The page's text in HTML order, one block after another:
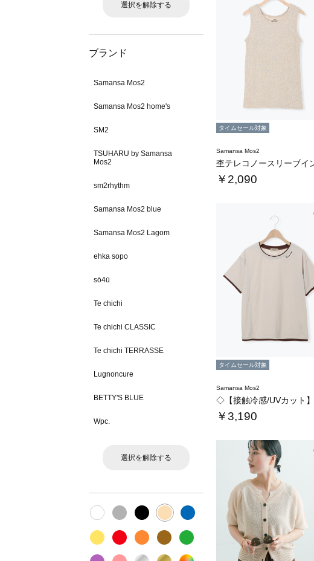
選択を解除する
ブランド
Samansa Mos2
Samansa Mos2 home's
SM2
TSUHARU by Samansa
Mos2
sm2rhythm
Samansa Mos2 blue
Samansa Mos2 Lagom
ehka sopo
sō4ū
Te chichi
Te chichi CLASSIC
Te chichi TERRASSE
Lugnoncure
BETTY'S BLUE
Wpc.
選択を解除する
タイムセール対象
Samansa Mos2
￥2,090
タイムセール対象
Samansa Mos2
￥3,190